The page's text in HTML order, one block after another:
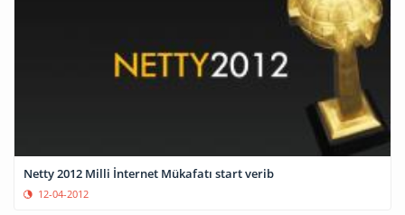
Netty 2012 Milli İnternet Mükafatı start verib
12-04-2012